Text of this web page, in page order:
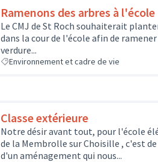
Ramenons des arbres à l'école
Le CMJ de St Roch souhaiterait
dans la cour de l'école afin de ramener
verdure...
Environnement et cadre de vie
Classe extérieure
Notre désir avant tout, pour l'école
de la Membrolle sur Choisille , c'est
d'un aménagement qui nous...